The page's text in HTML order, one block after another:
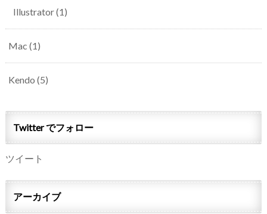
Illustrator(1)
Mac (1)
Kendo (5)
Twitter でフォロー
ツイート
アーカイブ